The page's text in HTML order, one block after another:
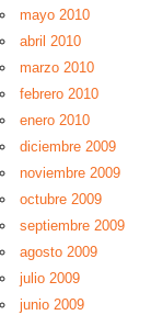
mayo 2010
abril 2010
marzo 2010
febrero 2010
enero 2010
diciembre 2009
noviembre 2009
octubre 2009
septiembre 2009
agosto 2009
julio 2009
junio 2009